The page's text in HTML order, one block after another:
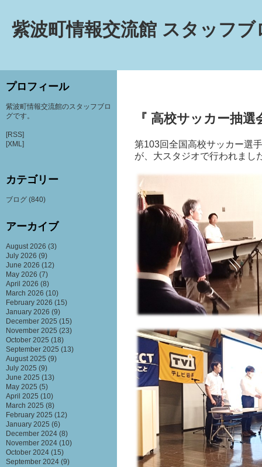
紫波町情報交流館 スタッフブ
『 高校サッカー抽選
第103回全国高校サッカー選
が、大スタジオで行われまし
プロフィール
紫波町情報交流館のスタッフブロ
グです。
[RSS]
[XML]
カテゴリー
ブログ (840)
アーカイブ
August 2026 (3)
July 2026 (9)
June 2026 (12)
May 2026 (7)
April 2026 (8)
March 2026 (10)
February 2026 (15)
January 2026 (9)
December 2025 (15)
November 2025 (23)
October 2025 (18)
September 2025 (13)
August 2025 (9)
July 2025 (9)
June 2025 (13)
May 2025 (5)
April 2025 (10)
March 2025 (8)
February 2025 (12)
January 2025 (6)
December 2024 (8)
November 2024 (10)
October 2024 (15)
September 2024 (9)